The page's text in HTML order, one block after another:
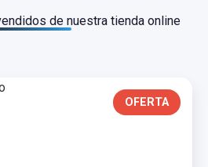
de nuestra tienda online
OFERTA